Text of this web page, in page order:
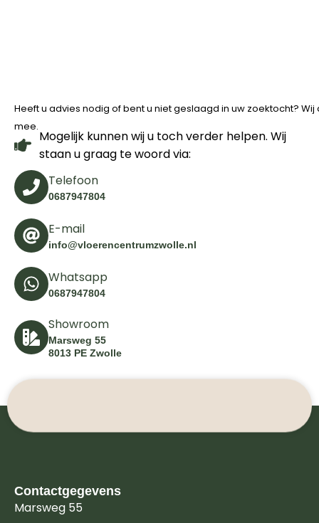
Heeft u advies nodig of bent u niet geslaagd in uw zoektocht?
mee.
Mogelijk kunnen wij u toch verder helpen. Wij
staan u graag te woord via:
Telefoon
0687947804
E-mail
info@vloerencentrumzwolle.nl
Whatsapp
0687947804
Showroom
Marsweg 55
8013 PE Zwolle
Contactgegevens
Marsweg 55